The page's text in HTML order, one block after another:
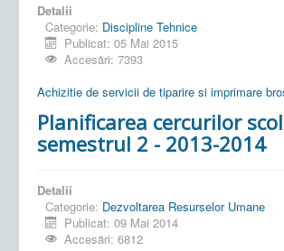
Detalii
Categorie: Discipline Tehnice
Publicat: 05 Mai 2015
Accesări: 7393
Achizitie de servicii de tiparire si imprimare
Planificarea cercurilor
semestrul 2 - 2013-2014
Detalii
Categorie: Dezvoltarea Resurselor Umane
Publicat: 09 Mai 2014
Accesări: 6812